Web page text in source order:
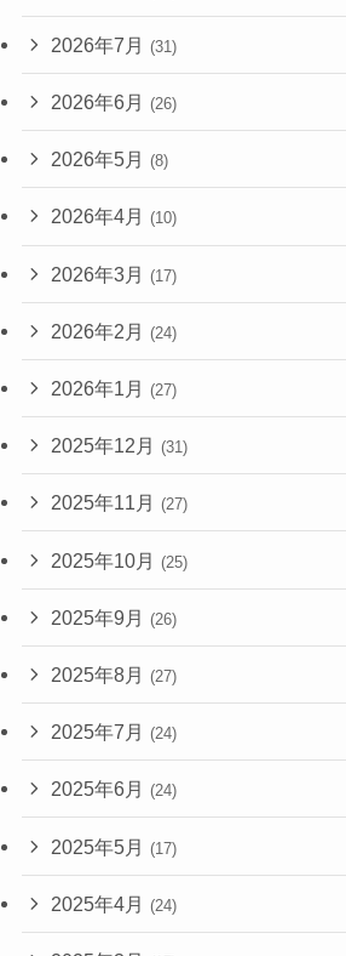
2026年7月 (31)
2026年6月 (26)
2026年5月 (8)
2026年4月 (10)
2026年3月 (17)
2026年2月 (24)
2026年1月 (27)
2025年12月 (31)
2025年11月 (27)
2025年10月 (25)
2025年9月 (26)
2025年8月 (27)
2025年7月 (24)
2025年6月 (24)
2025年5月 (17)
2025年4月 (24)